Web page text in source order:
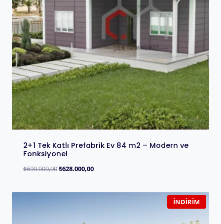
2+1 Tek Katlı Prefabrik Ev 84 m2 – Modern ve
Fonksiyonel
₺690.000,00₺628.000,00
İNDIRIM